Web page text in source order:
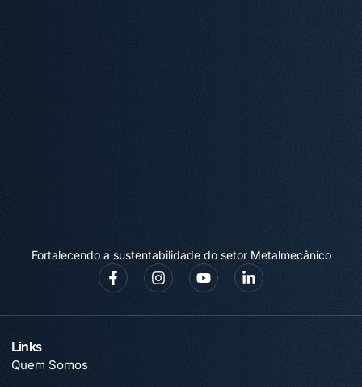
Fortalecendo a sustentabilidade do setor Metalmecânico
Links
Quem Somos